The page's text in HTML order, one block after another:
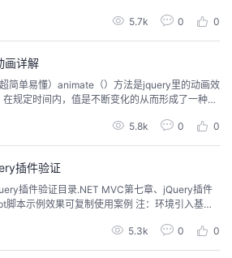
5.7k 0 0
画详解
简单易懂）animate（）方法是jquery里的动画效
规定时间内，值是不断变化的从而形成了一种动
个 CSS 属性/值。逗号分隔speed 可选。规定动
5.8k 0 0
插件验证
插件验证目录.NET MVC第七章、jQuery插件
本示例效果可复制使用案例 注：环境引入基础j
验证js，MVC里是没有默认引入的，需要人...
5.3k 0 0